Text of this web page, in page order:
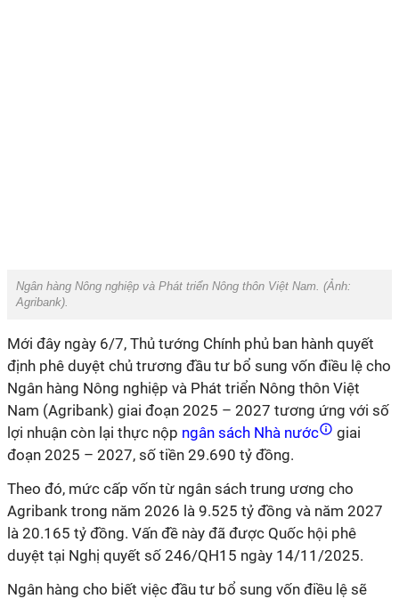
Ngân hàng Nông nghiệp và Phát triển Nông thôn Việt Nam. (Ảnh:
Agribank).
Mới đây ngày 6/7, Thủ tướng Chính phủ ban hành quyết
định phê duyệt chủ trương đầu tư bổ sung vốn điều lệ cho
Ngân hàng Nông nghiệp và Phát triển Nông thôn Việt
Nam (Agribank) giai đoạn 2025 – 2027 tương ứng với số
lợi nhuận còn lại thực nộp ngân sách Nhà nước
giai
đoạn 2025 – 2027, số tiền 29.690 tỷ đồng.
Theo đó, mức cấp vốn từ ngân sách trung ương cho
Agribank trong năm 2026 là 9.525 tỷ đồng và năm 2027
là 20.165 tỷ đồng. Vấn đề này đã được Quốc hội phê
duyệt tại Nghị quyết số 246/QH15 ngày 14/11/2025.
Ngân hàng cho biết việc đầu tư bổ sung vốn điều lệ sẽ